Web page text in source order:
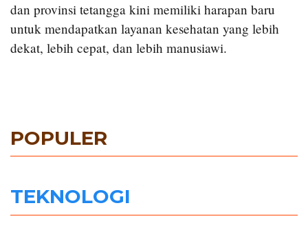
dan provinsi tetangga kini memiliki harapan baru
untuk mendapatkan layanan kesehatan yang lebih
dekat, lebih cepat, dan lebih manusiawi.
POPULER
TEKNOLOGI